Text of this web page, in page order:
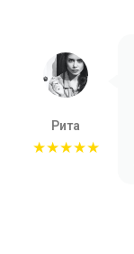
Рита
★★★★★